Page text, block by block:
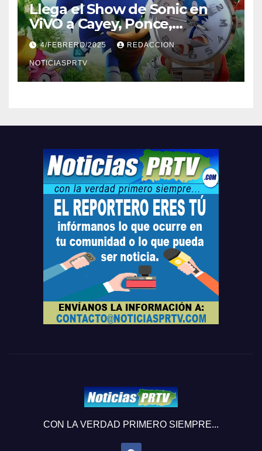
Llega el Show de Sonic en
ViVO a Cayey, Ponce,
Barceloneta y Humacao,
Relojes gratis para el que
compre ahora….
4/FEBRERO/2025 REDACCION
NOTICIASPRTV
CON LA VERDAD PRIMERO SIEMPRE...